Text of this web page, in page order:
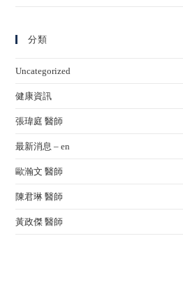
分類
Uncategorized
健康資訊
張瑋庭 醫師
最新消息 – en
歐瀚文 醫師
陳君琳 醫師
黃政傑 醫師